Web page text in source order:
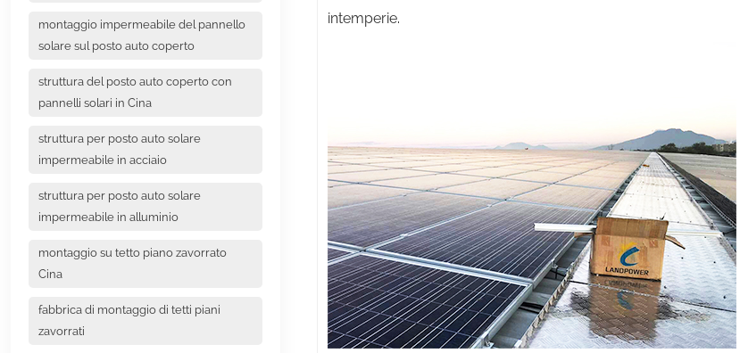
intemperie.
montaggio impermeabile del pannello
solare sul posto auto coperto
struttura del posto auto coperto con
pannelli solari in Cina
struttura per posto auto solare
impermeabile in acciaio
struttura per posto auto solare
impermeabile in alluminio
montaggio su tetto piano zavorrato
Cina
fabbrica di montaggio di tetti piani
zavorrati